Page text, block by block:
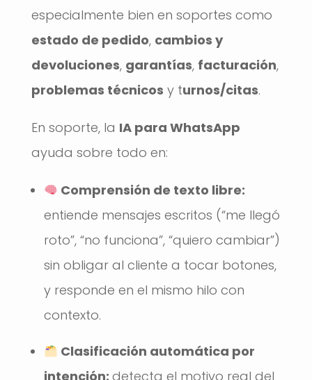
especialmente bien en soportes como
estado de pedido, cambios y
devoluciones, garantías, facturación,
problemas técnicos y turnos/citas.
En soporte, la IA para WhatsApp
ayuda sobre todo en:
Comprensión de texto libre:
entiende mensajes escritos (“me llegó
roto”, “no funciona”, “quiero cambiar”)
sin obligar al cliente a tocar botones,
y responde en el mismo hilo con
contexto.
Clasificación automática por
intención: detecta el motivo real del